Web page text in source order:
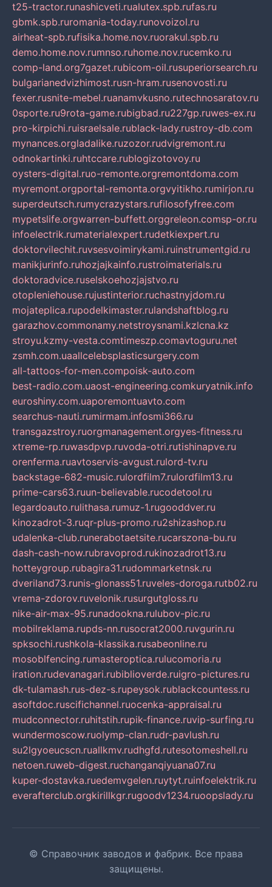
t25-tractor.runashicveti.rualutex.spb.rufas.ru
gbmk.spb.ruromania-today.runovoizol.ru
airheat-spb.rufisika.home.nov.ruorakul.spb.ru
demo.home.nov.rumnso.ruhome.nov.rucemko.ru
comp-land.org7gazet.rubicom-oil.rusuperiorsearch.ru
bulgarianedvizhimost.rusn-hram.rusenovosti.ru
fexer.rusnite-mebel.ruanamvkusno.rutechnosaratov.ru
0sporte.ru9rota-game.rubigbad.ru227gp.ruwes-ex.ru
pro-kirpichi.ruisraelsale.rublack-lady.rustroy-db.com
mynances.orgladalike.ruzozor.rudvigremont.ru
odnokartinki.ruhtccare.rublogizotovoy.ru
oysters-digital.ruo-remonte.orgremontdoma.com
myremont.orgportal-remonta.orgvyitikho.rumirjon.ru
superdeutsch.rumycrazystars.rufilosofyfree.com
mypetslife.orgwarren-buffett.orggreleon.comsp-or.ru
infoelectrik.rumaterialexpert.rudetkiexpert.ru
doktorvilechit.ruvsesvoimirykami.ruinstrumentgid.ru
manikjurinfo.ruhozjajkainfo.rustroimaterials.ru
doktoradvice.ruselskoehozjajstvo.ru
otopleniehouse.rujustinterior.ruchastnyjdom.ru
mojateplica.rupodelkimaster.rulandshaftblog.ru
garazhov.commonamy.netstroysnami.kzlcna.kz
stroyu.kzmy-vesta.comtimeszp.comavtoguru.net
zsmh.com.uaallcelebsplasticsurgery.com
all-tattoos-for-men.compoisk-auto.com
best-radio.com.uaost-engineering.comkuryatnik.info
euroshiny.com.uaporemontuavto.com
searchus-nauti.rumirmam.infosmi366.ru
transgazstroy.ruorgmanagement.orgyes-fitness.ru
xtreme-rp.ruwasdpvp.ruvoda-otri.rutishinapve.ru
orenferma.ruavtoservis-avgust.rulord-tv.ru
backstage-682-music.rulordfilm7.rulordfilm13.ru
prime-cars63.ruun-believable.rucodetool.ru
legardoauto.rulithasa.rumuz-1.rugooddver.ru
kinozadrot-3.ruqr-plus-promo.ru2shizashop.ru
udalenka-club.runerabotaetsite.rucarszona-bu.ru
dash-cash-now.rubravoprod.rukinozadrot13.ru
hotteygroup.rubagira31.rudommarketnsk.ru
dveriland73.runis-glonass51.ruveles-doroga.rutb02.ru
vrema-zdorov.ruvelonik.rusurgutgloss.ru
nike-air-max-95.runadookna.rulubov-pic.ru
mobilreklama.rupds-nn.rusocrat2000.ruvgurin.ru
spksochi.rushkola-klassika.rusabeonline.ru
mosoblfencing.rumasteroptica.rulucomoria.ru
iration.rudevanagari.rubiblioverde.ruigro-pictures.ru
dk-tulamash.rus-dez-s.rupeysok.rublackcountess.ru
asoftdoc.ruscifichannel.ruocenka-appraisal.ru
mudconnector.ruhitstih.rupik-finance.ruvip-surfing.ru
wundermoscow.ruolymp-clan.rudr-pavlush.ru
su2lgyoeucscn.ruallkmv.rudhgfd.rutesotomeshell.ru
netoen.ruweb-digest.ruchanganqiyuana07.ru
kuper-dostavka.ruedemvgelen.ruytyt.ruinfoelektrik.ru
everafterclub.orgkirillkgr.rugoodv1234.ruoopslady.ru
© Справочник заводов и фабрик. Все права
защищены.